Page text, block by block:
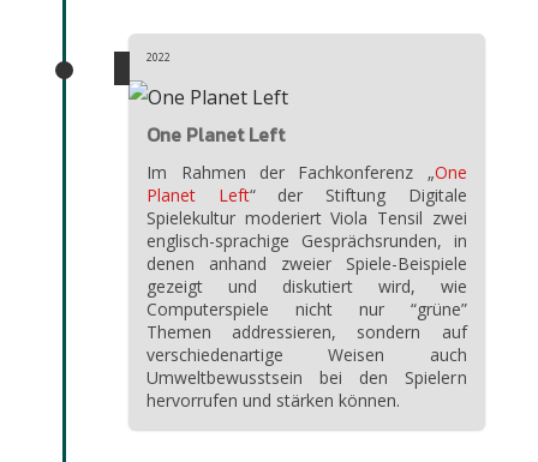
One Planet Left
2022
Im Rahmen der Fachkonferenz „One
Planet Left“ der Stiftung Digitale
Spielekultur moderiert Viola Tensil zwei
englisch-sprachige Gesprächsrunden, in
denen anhand zweier Spiele-Beispiele
gezeigt und diskutiert wird, wie
Computerspiele nicht nur “grüne”
Themen addressieren, sondern auf
verschiedenartige Weisen auch
Umweltbewusstsein bei den Spielern
hervorrufen und stärken können.